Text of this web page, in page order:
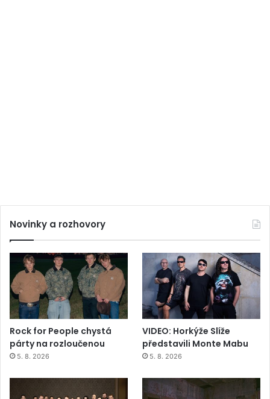
Novinky a rozhovory
Rock for People chystá
párty na rozloučenou
5. 8. 2026
VIDEO: Horkýže Slíže
představili Monte Mabu
5. 8. 2026